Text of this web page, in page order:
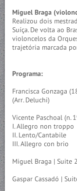
Miguel Braga
Realizou dois
Suíça. De volta ao
violoncelos da
trajetória marcada
Programa:
Francisca Gonzaga
(Arr. Deluchi)
Vicente Paschoal (n.
I. Allegro non troppo
II. Lento/Cantabile
III. Allegro con brio
Miguel Braga | Suite
Gaspar Cassadó |